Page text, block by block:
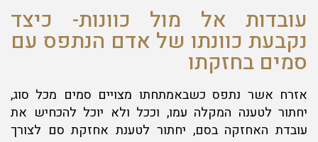
עובדות אל מול כוונות- כיצד
נקבעת כוונתו של אדם הנתפס עם
סמים בחזקתו
אזרח אשר נתפס כשבאמתחתו מצויים סמים מכל סוג,
יחתור לטענה המקלה עמו, וככל ולא יוכל להכחיש את
עובדת האחזקה בסם, יחתור לטענת אחזקת סם לצורך